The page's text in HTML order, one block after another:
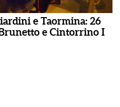
e Taormina: 26
e Cintorrino I